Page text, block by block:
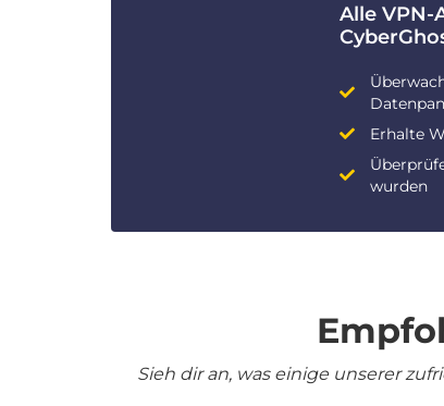
Alle VPN-
Erhalte
wurden
Sieh dir an, was einige unserer